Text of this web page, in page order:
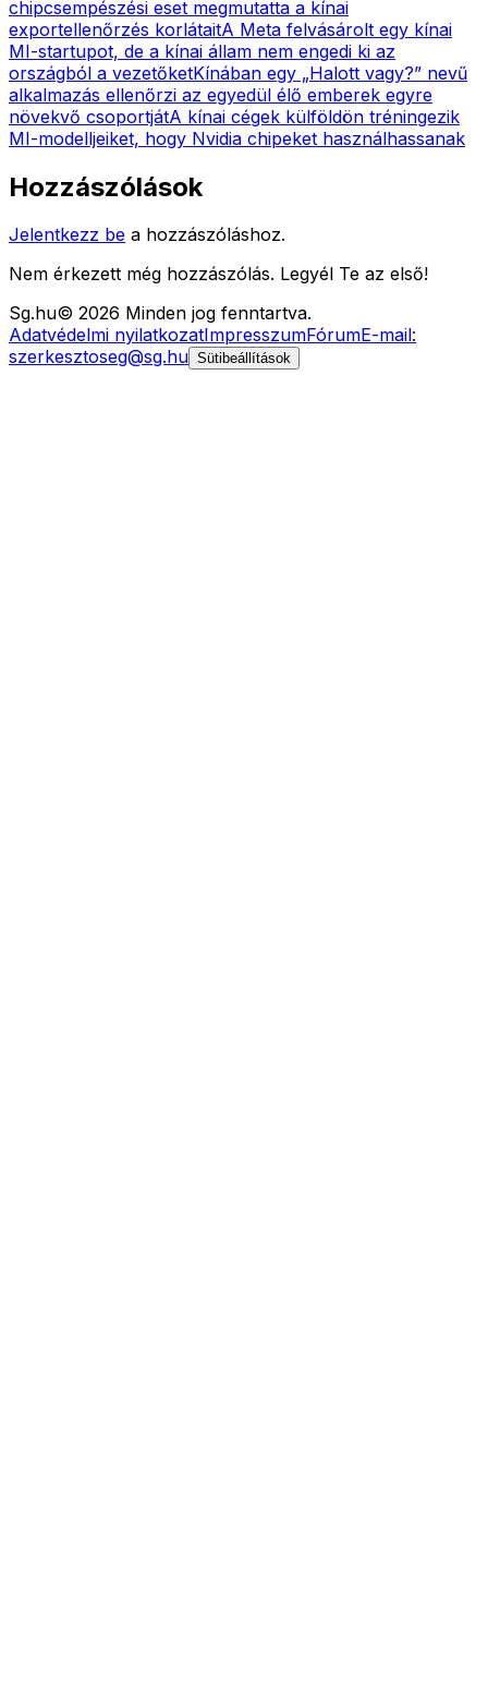
chipcsempészési eset megmutatta a kínai
exportellenőrzés korlátaitA Meta felvásárolt egy kínai
MI-startupot, de a kínai állam nem engedi ki az
országból a vezetőketKínában egy „Halott vagy?” nevű
alkalmazás ellenőrzi az egyedül élő emberek egyre
növekvő csoportjátA kínai cégek külföldön tréningezik
MI-modelljeiket, hogy Nvidia chipeket használhassanak
Hozzászólások
Jelentkezz be a hozzászóláshoz.
Nem érkezett még hozzászólás. Legyél Te az első!
Sg.hu© 2026 Minden jog fenntartva.
Adatvédelmi nyilatkozatImpresszumFórumE-mail:
szerkesztoseg@sg.hu Sütibeállítások